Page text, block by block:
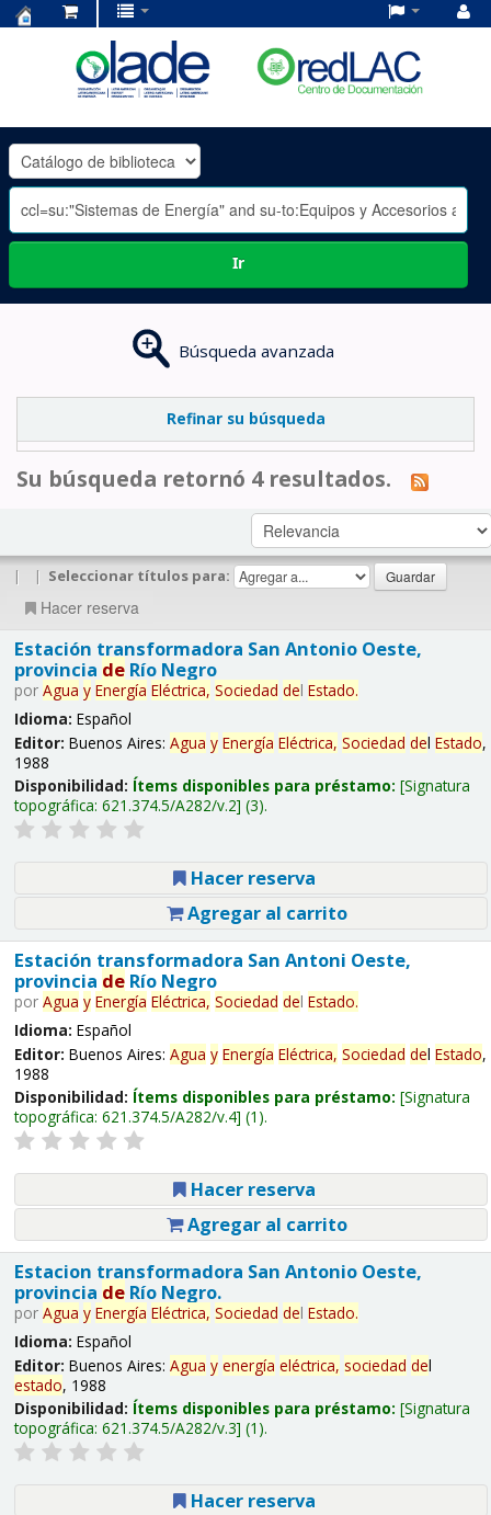
OLADE
-
Ir
Búsqueda avanzada
Refinar su búsqueda
Su búsqueda retornó 4 resultados.
| | Seleccionar títulos para:
Hacer reserva
Estación transformadora San Antonio Oeste,
provincia deRío Negro
por Agua y Energía Eléctrica, Sociedad del Estado.
Idioma: Español
Editor: Buenos Aires: Agua y Energía Eléctrica, Sociedad del Estado,
1988
Disponibilidad: Ítems disponibles para préstamo: Signatura
topográfica: 621.374.5/A282/v.2 (3).
Hacer reserva
Agregar al carrito
Estación transformadora San Antoni Oeste,
provincia deRío Negro
por Agua y Energía Eléctrica, Sociedad del Estado.
Idioma: Español
Editor: Buenos Aires: Agua y Energía Eléctrica, Sociedad del Estado,
1988
Disponibilidad: Ítems disponibles para préstamo: Signatura
topográfica: 621.374.5/A282/v.4 (1).
Hacer reserva
Agregar al carrito
Estacion transformadora San Antonio Oeste,
provincia deRío Negro.
por Agua y Energía Eléctrica, Sociedad del Estado.
Idioma: Español
Editor: Buenos Aires: Agua y energía eléctrica, sociedad del
estado, 1988
Disponibilidad: Ítems disponibles para préstamo: Signatura
topográfica: 621.374.5/A282/v.3 (1).
Hacer reserva